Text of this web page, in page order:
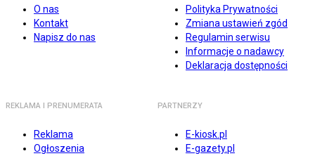
O nas
Kontakt
Napisz do nas
Polityka Prywatności
Zmiana ustawień zgód
Regulamin serwisu
Informacje o nadawcy
Deklaracja dostępności
REKLAMA I PRENUMERATA
Reklama
Ogłoszenia
PARTNERZY
E-kiosk.pl
E-gazety.pl